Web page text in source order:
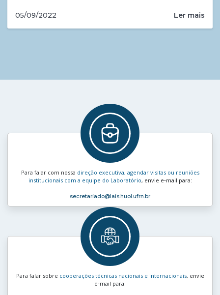
05/09/2022 Ler mais
Para falar com nossa direção executiva, agendar visitas ou reuniões
institucionais com a equipe do Laboratório, envie e‑mail para:
secretariado@lais.huol.ufrn.br
Para falar sobre cooperações técnicas nacionais e internacionais, envie
e‑mail para: